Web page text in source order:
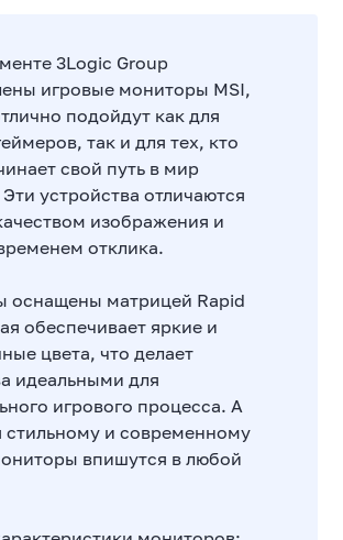
3Logic Group
игровые мониторы MSI,
подойдут как для
так и для тех, кто
свой путь в мир
устройства отличаются
изображения и
отклика.
оснащены матрицей Rapid
обеспечивает яркие и
цвета, что делает
идеальными для
игрового процесса. А
стильному и современному
впишутся в любой